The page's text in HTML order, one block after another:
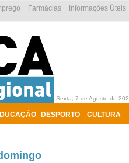
DESPORTO CULTURA
Informações Úteis
Farmácias
Sexta, 7 de Agosto de